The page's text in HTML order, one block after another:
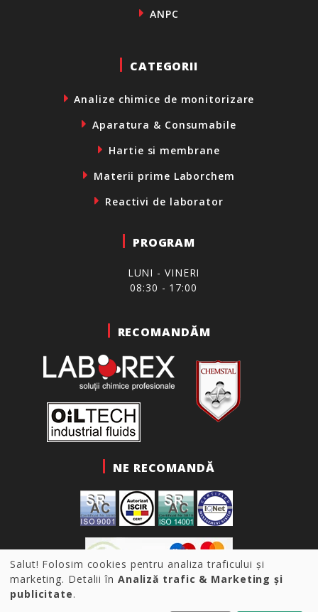
ANPC
CATEGORII
Analize chimice de monitorizare
Aparatura & Consumabile
Hartie si membrane
Materii prime Laborchem
Reactivi de laborator
PROGRAM
LUNI - VINERI
08:30 - 17:00
RECOMANDĂM
NE RECOMANDĂ
Salut! Folosim cookies pentru analiza traficului și
marketing. Detalii în Analiză trafic & Marketing și
publicitate.